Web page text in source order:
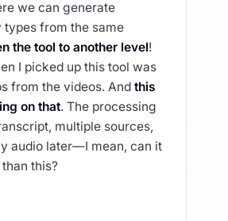
we can generate
from the same
the tool to another level!
I picked up this tool was
from the videos. And this
on that. The processing
multiple sources,
audio later—I mean, can it
this?